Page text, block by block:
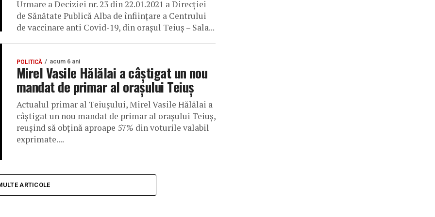
Urmare a Deciziei nr. 23 din 22.01.2021 a Direcției
de Sănătate Publică Alba de înființare a Centrului
de vaccinare anti Covid-19, din orașul Teiuș – Sala...
POLITICĂ acum 6 ani
Mirel Vasile Hălălai a câștigat un nou
mandat de primar al orașului Teiuș
Actualul primar al Teiușului, Mirel Vasile Hălălai a
câștigat un nou mandat de primar al orașului Teiuș,
reușind să obțină aproape 57% din voturile valabil
exprimate....
ARTICOLE